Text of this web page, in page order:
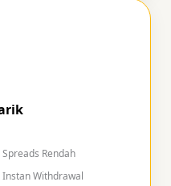
Spreads Rendah
Instan Withdrawal